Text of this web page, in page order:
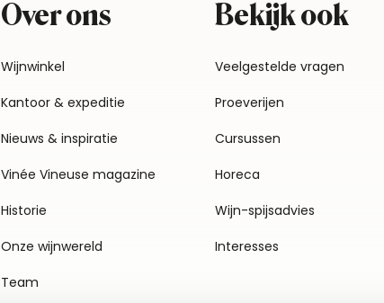
Over ons
Wijnwinkel
Kantoor & expeditie
Nieuws & inspiratie
Vinée Vineuse magazine
Historie
Onze wijnwereld
Team
Bekijk ook
Veelgestelde vragen
Proeverijen
Cursussen
Horeca
Wijn-spijsadvies
Interesses